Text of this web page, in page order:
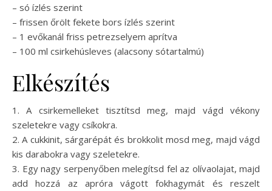
– só ízlés szerint
– frissen őrölt fekete bors ízlés szerint
– 1 evőkanál friss petrezselyem aprítva
– 100 ml csirkehúsleves (alacsony sótartalmú)
Elkészítés
1. A csirkemelleket tisztítsd meg, majd vágd vékony
szeletekre vagy csíkokra.
2. A cukkinit, sárgarépát és brokkolit mosd meg, majd vágd
kis darabokra vagy szeletekre.
3. Egy nagy serpenyőben melegítsd fel az olívaolajat, majd
add hozzá az apróra vágott fokhagymát és reszelt